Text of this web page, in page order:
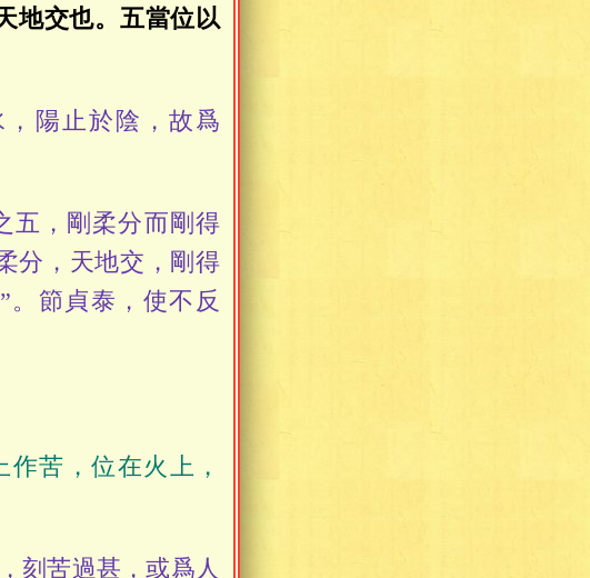
地交也。五當位以
陽止於陰，故爲
五，剛柔分而剛得
分，天地交，剛得
。節貞泰，使不反
苦，位在火上，
刻苦過甚，或爲人